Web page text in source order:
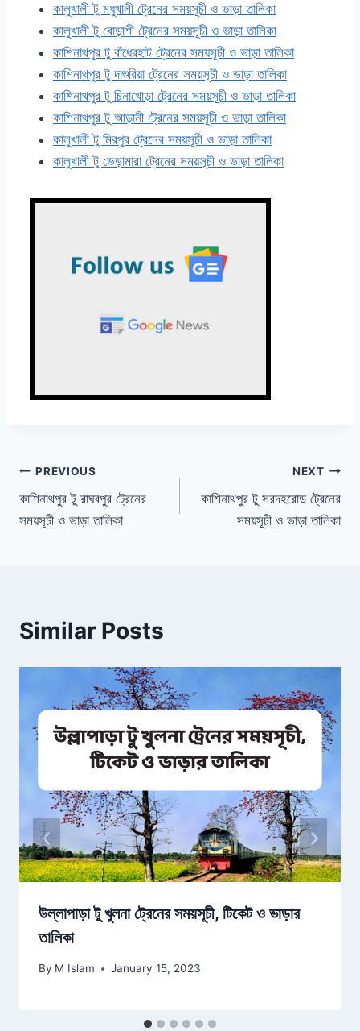
কালুখালী টু মধুখালী ট্রেনের সময়সূচী ও ভাড়া তালিকা
কালুখালী টু বোড়াশী ট্রেনের সময়সূচী ও ভাড়া তালিকা
কাশিনাথপুর টু বাঁধেরহাট ট্রেনের সময়সূচী ও ভাড়া তালিকা
কাশিনাথপুর টু দাশুরিয়া ট্রেনের সময়সূচী ও ভাড়া তালিকা
কাশিনাথপুর টু চিনাখোড়া ট্রেনের সময়সূচী ও ভাড়া তালিকা
কাশিনাথপুর টু আড়ানী ট্রেনের সময়সূচী ও ভাড়া তালিকা
কালুখালী টু মিরপুর ট্রেনের সময়সূচী ও ভাড়া তালিকা
কালুখালী টু ভেড়ামারা ট্রেনের সময়সূচী ও ভাড়া তালিকা
Post
navigation
PREVIOUS
কাশিনাথপুর টু রাঘবপুর ট্রেনের
সময়সূচী ও ভাড়া তালিকা
NEXT
কাশিনাথপুর টু সরদহরোড ট্রেনের
সময়সূচী ও ভাড়া তালিকা
Similar Posts
উল্লাপাড়া টু খুলনা ট্রেনের সময়সূচী, টিকেট ও ভাড়ার
তালিকা
By M Islam January 15, 2023